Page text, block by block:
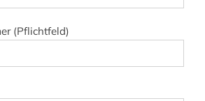
(Pflichtfeld)